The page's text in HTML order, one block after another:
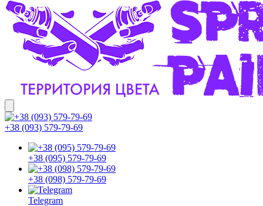
+38 (093) 579-79-69
+38 (095) 579-79-69
+38 (098) 579-79-69
Telegram